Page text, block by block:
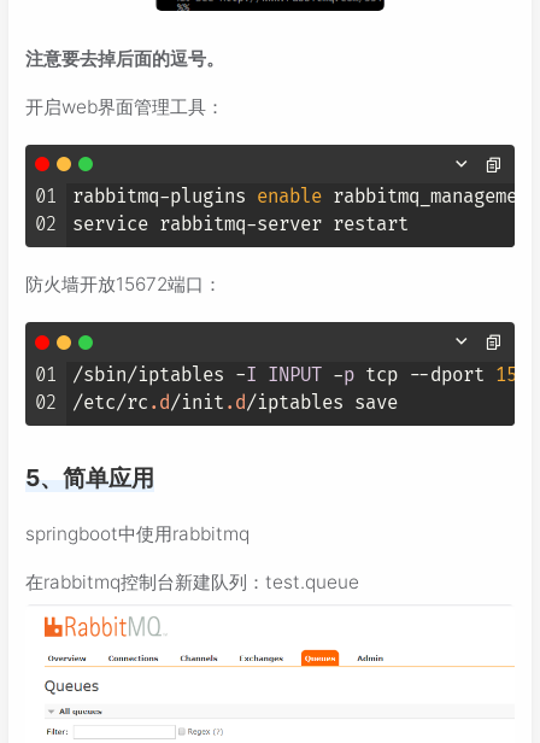
注意要去掉后面的逗号。
开启web界面管理工具：
01
02
rabbitmq-plugins enable rabbitmq_management
防火墙开放15672端口：
01
02
/sbin/iptables -I INPUT -p tcp --dport
/etc/rc .d/init .d
5、简单应用
springboot中使用rabbitmq
在rabbitmq控制台新建队列：test.queue